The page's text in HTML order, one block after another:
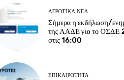
ΑΓΡΟΤΙΚΆ ΝΈΑ
Σήμερα η εκδήλωση/
της ΑΑΔΕ για το ΟΣΔΕ
στις 16:00
ΕΠΙΚΑΙΡΌΤΗΤΑ